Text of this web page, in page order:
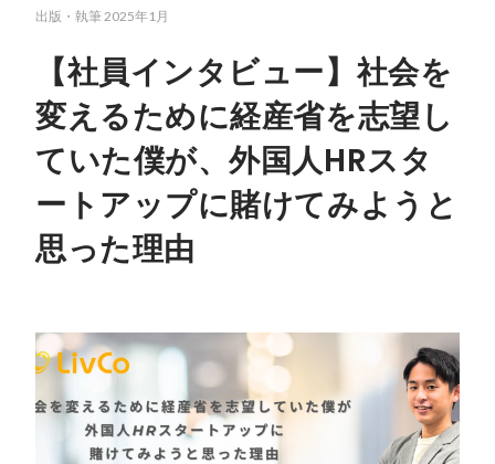
出版・執筆 2025年1月
【社員インタビュー】社会を
変えるために経産省を志望し
ていた僕が、外国人HRスタ
ートアップに賭けてみようと
思った理由